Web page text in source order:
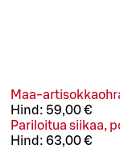
Maa-
Hind: 59,00 €
Pariloitua siikaa,
Hind: 63,00 €